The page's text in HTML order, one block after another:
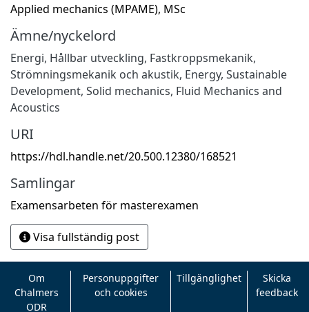
Applied mechanics (MPAME), MSc
Ämne/nyckelord
Energi, Hållbar utveckling, Fastkroppsmekanik,
Strömningsmekanik och akustik, Energy, Sustainable
Development, Solid mechanics, Fluid Mechanics and
Acoustics
URI
https://hdl.handle.net/20.500.12380/168521
Samlingar
Examensarbeten för masterexamen
Visa fullständig post
Om
Chalmers
ODR
Personuppgifter
och cookies
Tillgänglighet
Skicka
feedback